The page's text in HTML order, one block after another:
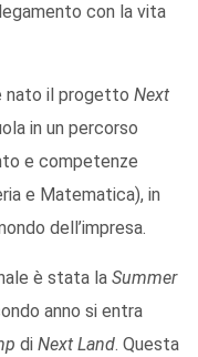
con la vita
nato il progetto Next
in un percorso
e competenze
e Matematica), in
dell’impresa.
è stata la Summer
anno si entra
di Next Land. Questa